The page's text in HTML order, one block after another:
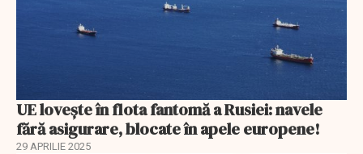
UE lovește în flota fantomă a Rusiei: navele
fără asigurare, blocate în apele europene!
29 APRILIE 2025